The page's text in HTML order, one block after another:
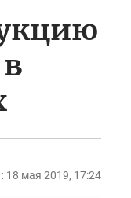
18 мая 2019, 17:24